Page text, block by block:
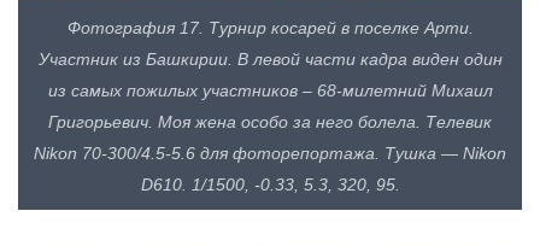
Фотография 17. Турнир косарей в поселке Арти.
Участник из Башкирии. В левой части кадра виден один
из самых пожилых участников – 68-милетний Михаил
Григорьевич. Моя жена особо за него болела. Телевик
Nikon 70-300/4.5-5.6 для фоторепортажа. Тушка — Nikon
D610. 1/1500, -0.33, 5.3, 320, 95.